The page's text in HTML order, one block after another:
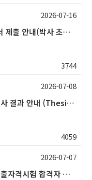
2026학년도 2학기 논문작성계획서 제출 안내(박사 초심 일정 포함)_Thesis Proposal
3744
2026-07-16
2026학년도 1학기 석·박사 논문심사 결과 안내 (Thesis Defense Result)
4059
2026-07-08
2026학년도 2학기 석·박사 논문제출자격시험 합격자 공고(TSQ Exam Result)
2026-07-07